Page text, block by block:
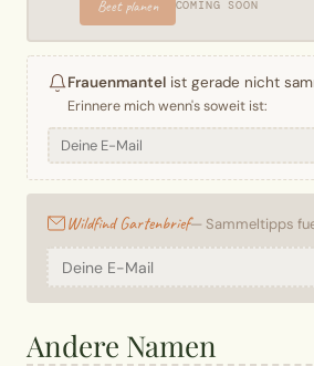
Beet planen COMING SOON
Frauenmantel ist gerade nicht
Erinnere mich wenn's soweit ist:
Wildfind Gartenbrief— Sammeltipps
Andere Namen